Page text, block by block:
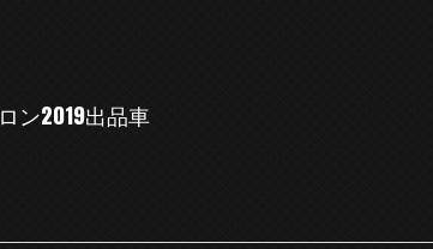
ン2019出品車